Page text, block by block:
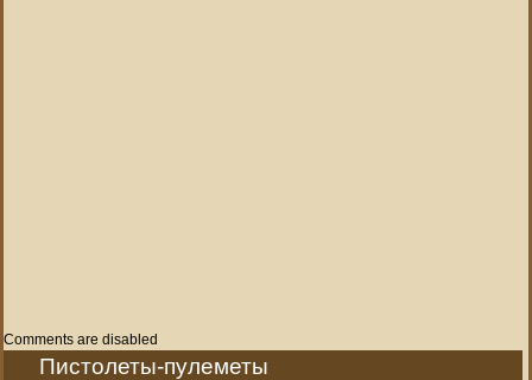
Comments are disabled
Пистолеты-пулеметы